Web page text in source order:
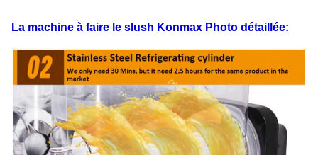
G.W. 27 kilos N.O. 22 kilos
Chargement
du QG à 40'
340 pièces
Shanghai
Chargement
de 20' FT
132 PCS Garantie 1 année
La machine à faire le slush Konmax Photo détaillée: